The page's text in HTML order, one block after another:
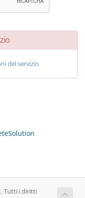
del servizio
Tutti i diritti